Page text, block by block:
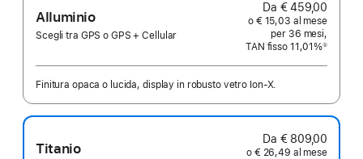
Alluminio
Scegli tra GPS o GPS + Cellular
Da € 459,00
o € 15,03 al mese
per 36 mesi,
TAN fisso 11,01%①
Finitura opaca o lucida, display in robusto vetro Ion‑X.
Titanio
Da € 809,00
o € 26,49 al mese